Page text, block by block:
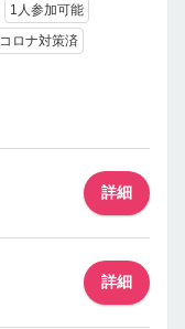
1人参加可能
コロナ対策済
詳細
詳細